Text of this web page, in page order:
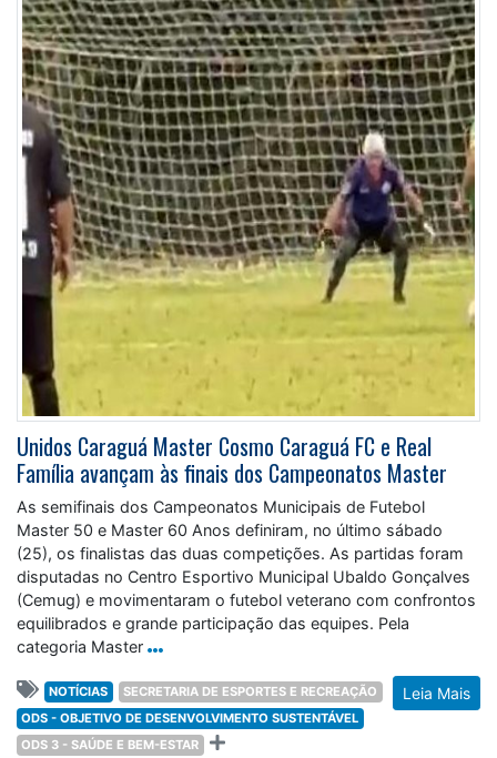
Unidos Caraguá Master Cosmo Caraguá FC e Real
Família avançam às finais dos Campeonatos Master
As semifinais dos Campeonatos Municipais de Futebol
Master 50 e Master 60 Anos definiram, no último sábado
(25), os finalistas das duas competições. As partidas foram
disputadas no Centro Esportivo Municipal Ubaldo Gonçalves
(Cemug) e movimentaram o futebol veterano com confrontos
equilibrados e grande participação das equipes. Pela
categoria Master
Leia Mais
NOTÍCIAS
SECRETARIA DE ESPORTES E RECREAÇÃO
ODS - OBJETIVO DE DESENVOLVIMENTO SUSTENTÁVEL
ODS 3 - SAÚDE E BEM-ESTAR